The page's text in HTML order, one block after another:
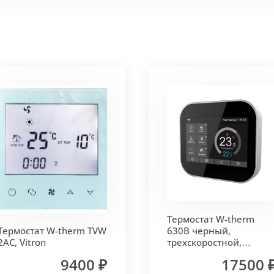
покрытием чёрного цвета.
- золото, бронза, чёрный, серебро (без доплат)
решетки - 13мм.Может быть изменена на 10 или 18
W-therm TVW
Vitron
9400 ₽
Термостат W-therm
630В черный,
трехскоростной,
17500